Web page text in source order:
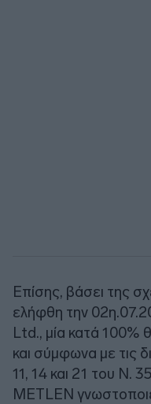
Επίσης, βάσει της
ελήφθη την
Ltd., μία κατά 100%
και σύμφωνα με τις
11, 14 και 21 του Ν.
METLEN